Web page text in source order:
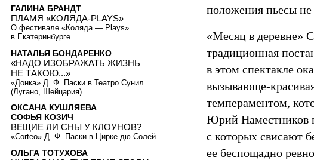
положения пьесы
«Месяц в деревне»
традиционная
в этом спектакле
вызывающе-
темпераментом,
Юрий Наместников
с которых свисают
ее беспощадно
ГАЛИНА БРАНДТ
ПЛАМЯ «КОЛЯДА-PLAYS»
О фестивале «Коляда — Plays»
в Екатеринбурге
НАТАЛЬЯ БОНДАРЕНКО
«НАДО ИЗОБРАЖАТЬ ЖИЗНЬ
НЕ ТАКОЮ...»
«Донка» Д. Ф. Паски в Театро Сунил
(Лугано, Шейцария)
ОКСАНА КУШЛЯЕВА
СОФЬЯ КОЗИЧ
ВЕЩИЕ ЛИ СНЫ У КЛОУНОВ?
«Corteo» Д. Ф. Паски в Цирке дю Солей
ОЛЬГА ТОТУХОВА